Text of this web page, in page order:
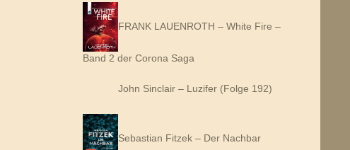
FRANK LAUENROTH – White Fire –
Band 2 der Corona Saga
John Sinclair – Luzifer (Folge 192)
Sebastian Fitzek – Der Nachbar